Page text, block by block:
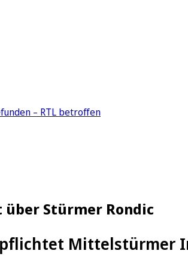
– RTL betroffen
über Stürmer Rondic
Mittelstürmer